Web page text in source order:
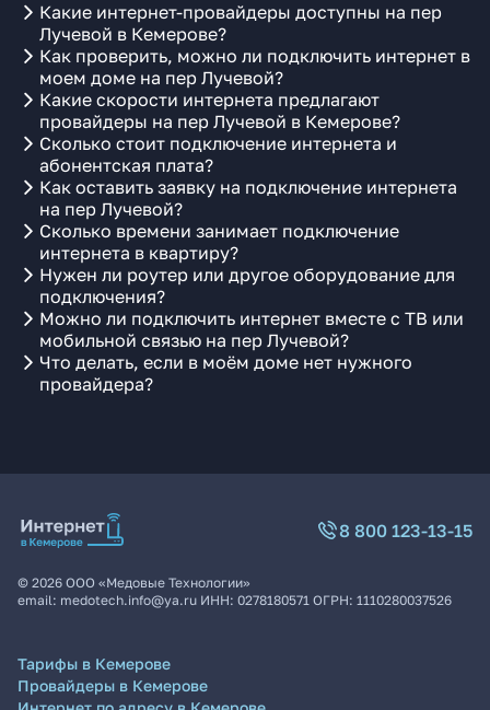
Какие интернет-провайдеры доступны на пер
Лучевой в Кемерове?
Как проверить, можно ли подключить интернет в
моем доме на пер Лучевой?
Какие скорости интернета предлагают
провайдеры на пер Лучевой в Кемерове?
Сколько стоит подключение интернета и
абонентская плата?
Как оставить заявку на подключение интернета
на пер Лучевой?
Сколько времени занимает подключение
интернета в квартиру?
Нужен ли роутер или другое оборудование для
подключения?
Можно ли подключить интернет вместе с ТВ или
мобильной связью на пер Лучевой?
Что делать, если в моём доме нет нужного
провайдера?
8 800 123-13-15
© 2026 ООО «Медовые Технологии»
email: medotech.info@ya.ru ИНН: 0278180571 ОГРН: 1110280037526
Тарифы в Кемерове
Провайдеры в Кемерове